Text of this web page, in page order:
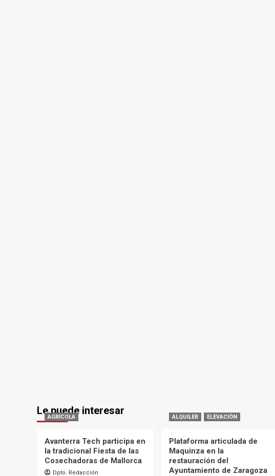
Le puede interesar
AGRÍCOLA
Avanterra Tech participa en
la tradicional Fiesta de las
Cosechadoras de Mallorca
Dpto. Redacción
ALQUILER ELEVACIÓN
Plataforma articulada de
Maquinza en la
restauración del
Ayuntamiento de Zaragoza